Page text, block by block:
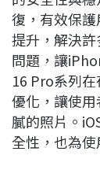
復，有效保
提升，解決
問題，讓
16 Pro系列
優化，讓使
膩的照片。
全性，也為